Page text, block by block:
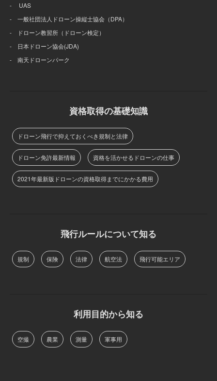
- UAS
- 一般社団法人ドローン操縦士協会（DPA）
- ドローン教習所（ドローン検定）
- 日本ドローン協会(JDA)
- 南天ドローンパーク
資格取得の基礎知識
ドローン飛行で抑えておくべき規制と法律
ドローン免許最新情報 資格を活かせるドローンの仕事
2021年最新版ドローンの資格取得までにかかる費用
飛行ルールについて知る
規制 保険 法律 航空法 飛行可能エリア
利用目的から知る
空撮 農業 測量 軍事用